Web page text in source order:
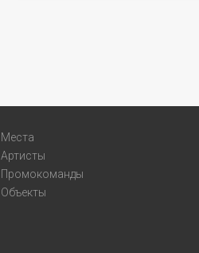
Места
Артисты
Промокоманды
Объекты